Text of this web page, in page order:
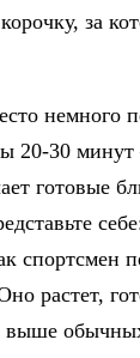
за
немного
20-30
готовые
спортсмен
растет,
выше